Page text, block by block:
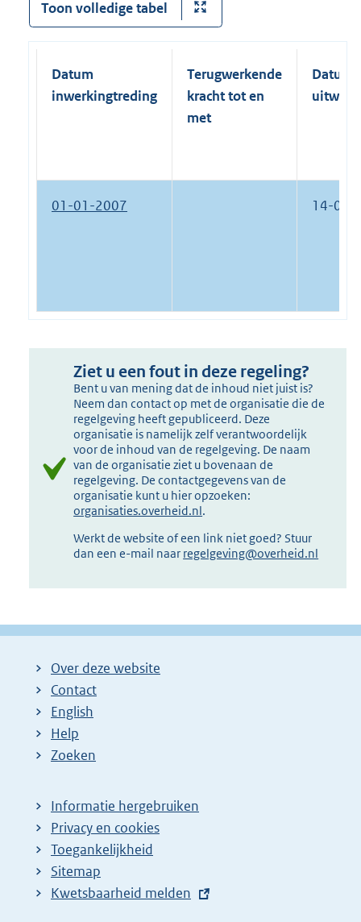
Toon volledige tabel
Datum
inwerkingtreding
Terugwerkende
kracht tot en
met
Datum
01-01-2007 14-07-
Ziet u een fout in deze regeling?
Bent u van mening dat de inhoud niet juist is?
Neem dan contact op met de organisatie die de
regelgeving heeft gepubliceerd. Deze
organisatie is namelijk zelf verantwoordelijk
voor de inhoud van de regelgeving. De naam
van de organisatie ziet u bovenaan de
regelgeving. De contactgegevens van de
organisatie kunt u hier opzoeken:
organisaties.overheid.nl.
Werkt de website of een link niet goed? Stuur
dan een e-mail naar regelgeving@overheid.nl
Over deze website
Contact
English
Help
Zoeken
Informatie hergebruiken
Privacy en cookies
Toegankelijkheid
Sitemap
E
Kwetsbaarheid melden